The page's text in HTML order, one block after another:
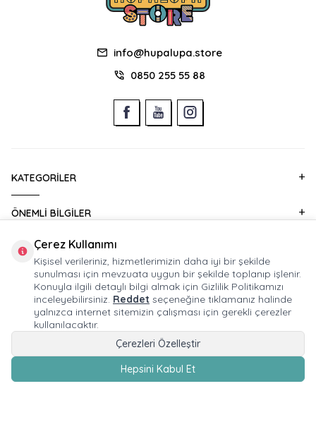
SEPETE EKLE
info@hupalupa.store
0850 255 55 88
KATEGORILER
ÖNEMLI BILGILER
HIZLI ERIŞIM
KURUMSAL SATIŞ
E-BÜLTEN ABONELIĞI
Çerez Kullanımı
Kişisel verileriniz, hizmetlerimizin daha iyi bir şekilde
sunulması için mevzuata uygun bir şekilde toplanıp işlenir.
Konuyla ilgili detaylı bilgi almak için Gizlilik Politikamızı
inceleyebilirsiniz. Reddet seçeneğine tıklamanız halinde
yalnızca internet sitemizin çalışması için gerekli çerezler
kullanılacaktır.
Çerezleri Özelleştir
Hepsini Kabul Et